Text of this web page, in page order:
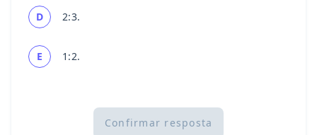
D 2:3.
E 1:2.
Confirmar resposta